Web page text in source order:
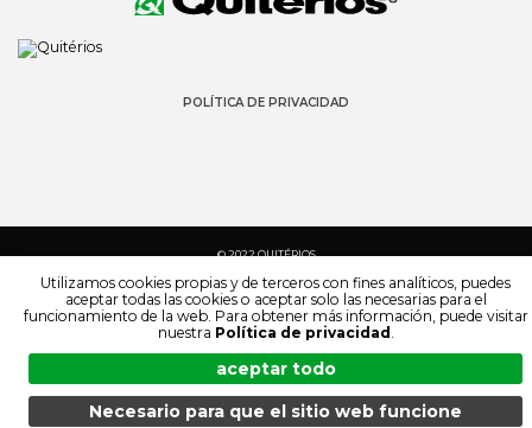
POLÍTICA DE PRIVACIDAD
© 2022 QUITÉRIOS
Utilizamos cookies propias y de terceros con fines analíticos, puedes
aceptar todas las cookies o aceptar solo las necesarias para el
funcionamiento de la web. Para obtener más información, puede visitar
nuestra Política de privacidad .
aceptar todo
Necesario para que el sitio web funcione